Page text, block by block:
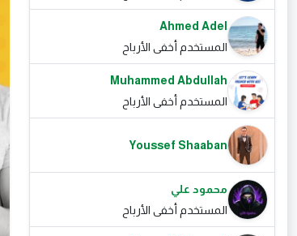
Ahmed Adel
المستخدم أخفى الأرباح
Muhammed Abdullah
المستخدم أخفى الأرباح
Youssef Shaaban
محمود علي
المستخدم أخفى الأرباح